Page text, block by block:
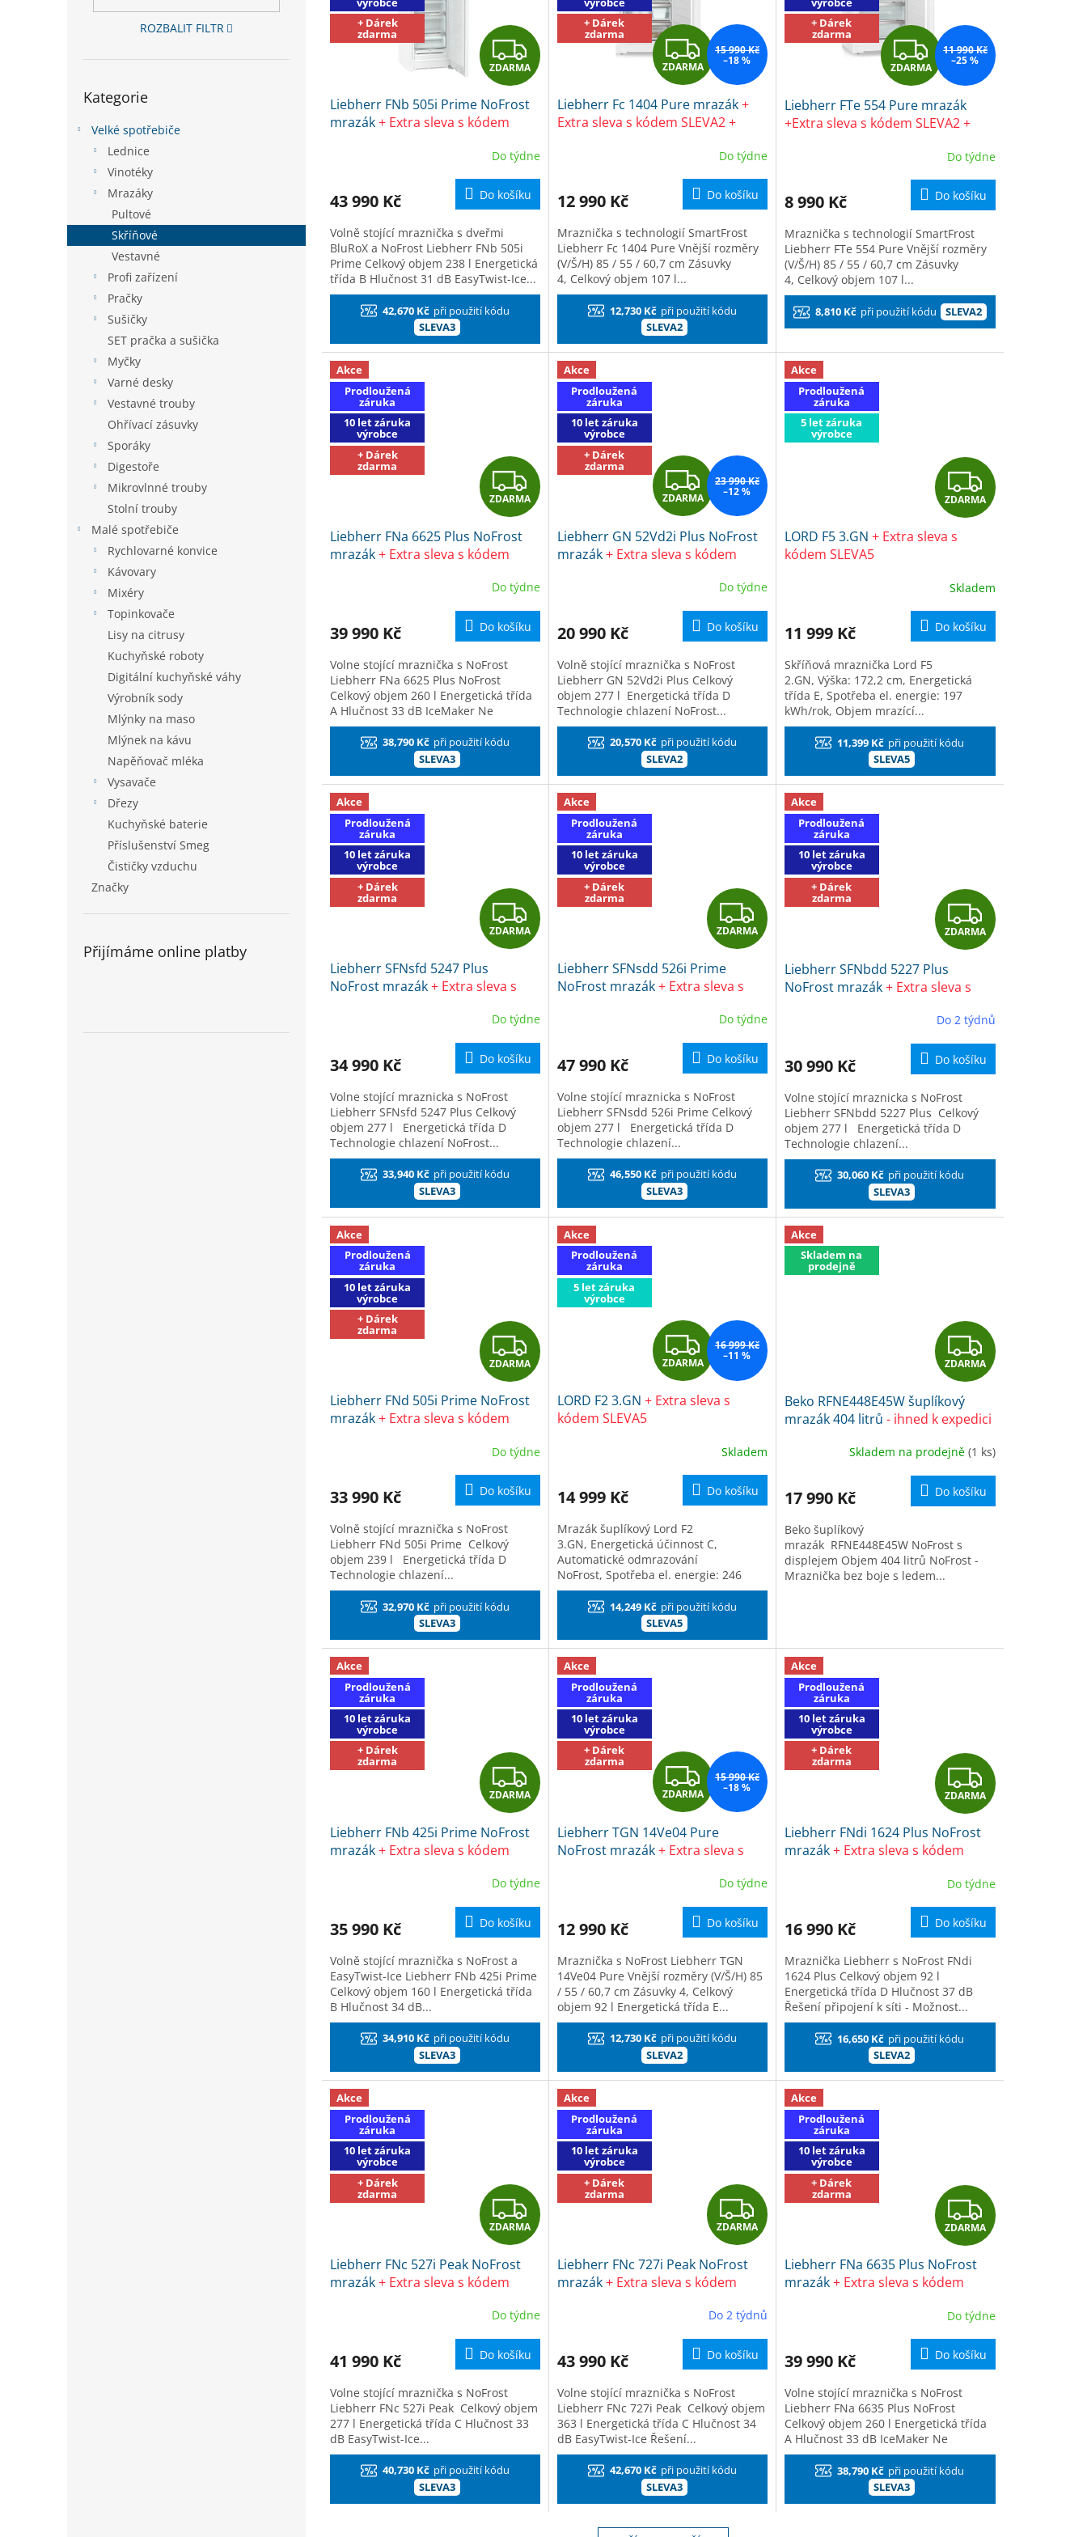
ROZBALIT FILTR
kategorie
Kategorie
Velké spotřebiče
Lednice
Vinotéky
Mrazáky
Pultové
Skříňové
Vestavné
Profi zařízení
Pračky
Sušičky
SET pračka a sušička
Myčky
Varné desky
Vestavné trouby
Ohřívací zásuvky
Sporáky
Digestoře
Mikrovlnné trouby
Stolní trouby
Malé spotřebiče
Rychlovarné konvice
Kávovary
Mixéry
Topinkovače
Lisy na citrusy
Kuchyňské roboty
Digitální kuchyňské váhy
Výrobník sody
Mlýnky na maso
Mlýnek na kávu
Napěňovač mléka
Vysavače
Dřezy
Kuchyňské baterie
Příslušenství Smeg
Čističky vzduchu
Značky
Přijímáme online platby
dp
+ Dárek
zdarma
Z
D
A
R
M
A
ZDARMA
Liebherr FNb 505i Prime NoFrost
mrazák+ Extra sleva s kódem
Do týdne
43 990 Kč Do košíku
Volně stojící mraznička s dveřmi
BluRoX a NoFrost Liebherr FNb 505i
Prime Celkový objem 238 l Energetická
třída B Hlučnost 31 dB EasyTwist-Ice...
42,670 Kč při použití kódu
SLEVA3
+ Dárek
zdarma
Z
D
A
R
M
A
ZDARMA
15 990 Kč
–18 %
Liebherr Fc 1404 Pure mrazák+
Extra sleva s kódem SLEVA2 +
Do týdne
12 990 Kč Do košíku
Mraznička s technologií SmartFrost
Liebherr Fc 1404 Pure Vnější rozměry
(V/Š/H) 85 / 55 / 60,7 cm Zásuvky
4, Celkový objem 107 l...
12,730 Kč při použití kódu
SLEVA2
+ Dárek
zdarma
Z
D
A
R
M
A
ZDARMA
11 990 Kč
–25 %
Liebherr FTe 554 Pure mrazák
+Extra sleva s kódem SLEVA2 +
Do týdne
8 990 Kč Do košíku
Mraznička s technologií SmartFrost
Liebherr FTe 554 Pure Vnější rozměry
(V/Š/H) 85 / 55 / 60,7 cm Zásuvky
4, Celkový objem 107 l...
8,810 Kč při použití kódu SLEVA2
Akce
Prodloužená
záruka
10 let záruka
výrobce
+ Dárek
zdarma
Z
D
R
M
A
ZDARMA
Liebherr FNa 6625 Plus NoFrost
mrazák+ Extra sleva s kódem
Do týdne
39 990 Kč Do košíku
Volne stojící mraznička s NoFrost
Liebherr FNa 6625 Plus NoFrost
Celkový objem 260 l Energetická třída
A Hlučnost 33 dB IceMaker Ne
Řešení...
38,790 Kč při použití kódu
SLEVA3
Akce
Prodloužená
záruka
10 let záruka
výrobce
+ Dárek
zdarma
Z
D
A
R
M
A
ZDARMA
23 990 Kč
–12 %
Liebherr GN 52Vd2i Plus NoFrost
mrazák+ Extra sleva s kódem
Do týdne
20 990 Kč Do košíku
Volně stojící mraznička s NoFrost
Liebherr GN 52Vd2i Plus Celkový
objem 277 l Energetická třída D
Technologie chlazení NoFrost...
20,570 Kč při použití kódu
SLEVA2
Akce
Prodloužená
záruka
5 let záruka
výrobce
Z
D
R
M
A
ZDARMA
LORD F5 3.GN + Extra sleva s
kódem SLEVA5
Skladem
11 999 Kč Do košíku
Skříňová mraznička Lord F5
2.GN, Výška: 172,2 cm, Energetická
třída E, Spotřeba el. energie: 197
kWh/rok, Objem mrazící...
11,399 Kč při použití kódu
SLEVA5
Akce
Prodloužená
záruka
10 let záruka
výrobce
+ Dárek
zdarma
Z
D
R
M
A
ZDARMA
Liebherr SFNsfd 5247 Plus
NoFrost mrazák+ Extra sleva s
Do týdne
34 990 Kč Do košíku
Volne stojící mraznicka s NoFrost
Liebherr SFNsfd 5247 Plus Celkový
objem 277 l Energetická třída D
Technologie chlazení NoFrost...
33,940 Kč při použití kódu
SLEVA3
Akce
Prodloužená
záruka
10 let záruka
výrobce
+ Dárek
zdarma
Z
D
R
M
A
ZDARMA
Liebherr SFNsdd 526i Prime
NoFrost mrazák+ Extra sleva s
Do týdne
47 990 Kč Do košíku
Volne stojící mraznicka s NoFrost
Liebherr SFNsdd 526i Prime Celkový
objem 277 l Energetická třída D
Technologie chlazení...
46,550 Kč při použití kódu
SLEVA3
Akce
Prodloužená
záruka
10 let záruka
výrobce
+ Dárek
zdarma
Z
D
R
M
A
ZDARMA
Liebherr SFNbdd 5227 Plus
NoFrost mrazák+ Extra sleva s
Do 2 týdnů
30 990 Kč Do košíku
Volne stojící mraznicka s NoFrost
Liebherr SFNbdd 5227 Plus Celkový
objem 277 l Energetická třída D
Technologie chlazení...
30,060 Kč při použití kódu
SLEVA3
Akce
Prodloužená
záruka
10 let záruka
výrobce
+ Dárek
zdarma
Z
D
A
R
M
A
ZDARMA
Liebherr FNd 505i Prime NoFrost
mrazák+ Extra sleva s kódem
Do týdne
33 990 Kč Do košíku
Volně stojící mraznička s NoFrost
Liebherr FNd 505i Prime Celkový
objem 239 l Energetická třída D
Technologie chlazení...
32,970 Kč při použití kódu
SLEVA3
Akce
Prodloužená
záruka
5 let záruka
výrobce
Z
D
A
R
M
A
ZDARMA
16 999 Kč
–11 %
LORD F2 3.GN + Extra sleva s
kódem SLEVA5
Skladem
14 999 Kč Do košíku
Mrazák šuplíkový Lord F2
3.GN, Energetická účinnost C,
Automatické odmrazování
NoFrost, Spotřeba el. energie: 246
kWh/rok, Objem celkem:...
14,249 Kč při použití kódu
SLEVA5
Akce
Skladem na
prodejně
Z
D
A
R
M
A
ZDARMA
Beko RFNE448E45W šuplíkový
mrazák 404 litrů - ihned k expedici
Skladem na prodejně (1 ks)
17 990 Kč Do košíku
Beko šuplíkový
mrazák RFNE448E45W NoFrost s
displejem Objem 404 litrů NoFrost -
Mraznička bez boje s ledem...
Akce
Prodloužená
záruka
10 let záruka
výrobce
+ Dárek
zdarma
Z
D
A
R
M
A
ZDARMA
Liebherr FNb 425i Prime NoFrost
mrazák+ Extra sleva s kódem
Do týdne
35 990 Kč Do košíku
Volně stojící mraznička s NoFrost a
EasyTwist-Ice Liebherr FNb 425i Prime
Celkový objem 160 l Energetická třída
B Hlučnost 34 dB...
34,910 Kč při použití kódu
SLEVA3
Akce
Prodloužená
záruka
10 let záruka
výrobce
+ Dárek
zdarma
Z
D
A
R
M
A
ZDARMA
15 990 Kč
–18 %
Liebherr TGN 14Ve04 Pure
NoFrost mrazák+ Extra sleva s
Do týdne
12 990 Kč Do košíku
Mraznička s NoFrost Liebherr TGN
14Ve04 Pure Vnější rozměry (V/Š/H) 85
/ 55 / 60,7 cm Zásuvky 4, Celkový
objem 92 l Energetická třída E...
12,730 Kč při použití kódu
SLEVA2
Akce
Prodloužená
záruka
10 let záruka
výrobce
+ Dárek
zdarma
Z
D
R
M
A
ZDARMA
Liebherr FNdi 1624 Plus NoFrost
mrazák+ Extra sleva s kódem
Do týdne
16 990 Kč Do košíku
Mraznička Liebherr s NoFrost FNdi
1624 Plus Celkový objem 92 l
Energetická třída D Hlučnost 37 dB
Řešení připojení k síti - Možnost...
16,650 Kč při použití kódu
SLEVA2
Akce
Prodloužená
záruka
10 let záruka
výrobce
+ Dárek
zdarma
Z
D
R
M
A
ZDARMA
Liebherr FNc 527i Peak NoFrost
mrazák+ Extra sleva s kódem
Do týdne
41 990 Kč Do košíku
Volne stojící mraznička s NoFrost
Liebherr FNc 527i Peak Celkový objem
277 l Energetická třída C Hlučnost 33
dB EasyTwist-Ice...
40,730 Kč při použití kódu
SLEVA3
Akce
Prodloužená
záruka
10 let záruka
výrobce
+ Dárek
zdarma
Z
D
R
M
A
ZDARMA
Liebherr FNc 727i Peak NoFrost
mrazák+ Extra sleva s kódem
Do 2 týdnů
43 990 Kč Do košíku
Volne stojící mraznička s NoFrost
Liebherr FNc 727i Peak Celkový objem
363 l Energetická třída C Hlučnost 34
dB EasyTwist-Ice Řešení...
42,670 Kč při použití kódu
SLEVA3
Akce
Prodloužená
záruka
10 let záruka
výrobce
+ Dárek
zdarma
Z
D
R
M
A
ZDARMA
Liebherr FNa 6635 Plus NoFrost
mrazák+ Extra sleva s kódem
Do týdne
39 990 Kč Do košíku
Volne stojící mraznička s NoFrost
Liebherr FNa 6635 Plus NoFrost
Celkový objem 260 l Energetická třída
A Hlučnost 33 dB IceMaker Ne
Řešení...
38,790 Kč při použití kódu
SLEVA3